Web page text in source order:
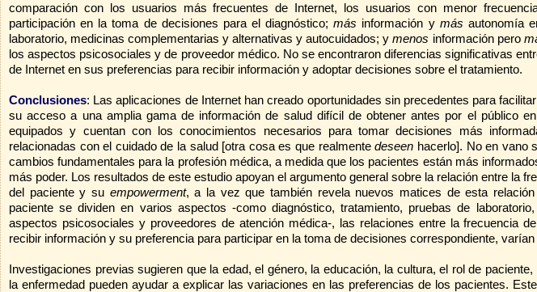
comparación con los usuarios más frecuentes de Internet, los usuarios con menor
participación en la toma de decisiones para el diagnóstico;más información y más autonomía
laboratorio, medicinas complementarias y alternativas y autocuidados; ymenos información pero
los aspectos psicosociales y de proveedor médico. No se encontraron diferencias significativas
de Internet en sus preferencias para recibir información y adoptar decisiones sobre el tratamiento.
Conclusiones: Las aplicaciones de Internet han creado oportunidades sin precedentes para
su acceso a una amplia gama de información de salud difícil de obtener antes por el público
equipados y cuentan con los conocimientos necesarios para tomar decisiones más
relacionadas con el cuidado de la salud [otra cosa es que realmentedeseen hacerlo]. No en vano
cambios fundamentales para la profesión médica, a medida que los pacientes están más
más poder. Los resultados de este estudio apoyan el argumento general sobre la relación entre la
del paciente y su empowerment, a la vez que también revela nuevos matices de esta
paciente se dividen en varios aspectos -como diagnóstico,tratamiento, pruebas de
aspectos psicosociales y proveedores de atención médica-, l as relaciones entre la frecuencia
recibir información y su preferencia para participar en la toma de decisiones correspondiente,
Investigaciones previas sugieren que la edad, el género, la educación, la cultura, el rol de
la enfermedad pueden ayudar a explicar las variaciones en las preferencias de los pacientes.